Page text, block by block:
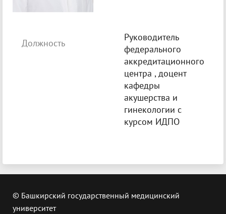
Должность
Руководитель
федерального
аккредитационного
центра , доцент
кафедры
акушерства и
гинекологии с
курсом ИДПО
© Башкирский государственный медицинский
университет